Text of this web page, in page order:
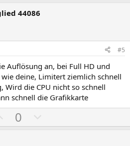
s
t
v
e
S
t
i
m
t
v
e
S
t
i
44086
#5
Auflösung an, bei Full HD und
deine, Limitert ziemlich schnell
Wird die CPU nicht so schnell
schnell die Grafikkarte
o
0
e